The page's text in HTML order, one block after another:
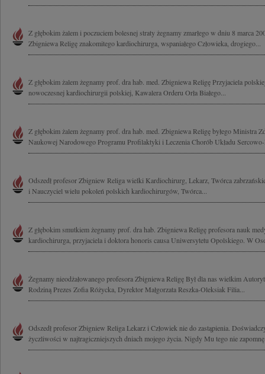
Z głębokim żalem i poczuciem bolesnej straty żegnamy zmarłego w dniu 8 marca
Zbigniewa Religę znakomitego kardiochirurga, wspaniałego Człowieka, drogiego...
Z głębokim żalem żegnamy prof. dra hab. med. Zbigniewa Religę Przyjaciela
nowoczesnej kardiochirurgii polskiej, Kawalera Orderu Orła Białego...
Z głębokim żalem żegnamy prof. dra hab. med. Zbigniewa Religę byłego Ministra
Naukowej Narodowego Programu Profilaktyki i Leczenia Chorób Układu
Odszedł profesor Zbigniew Religa wielki Kardiochirurg, Lekarz, Twórca
i Nauczyciel wielu pokoleń polskich kardiochirurgów, Twórca...
Z głębokim smutkiem żegnamy prof. dra hab. Zbigniewa Religę profesora nauk
kardiochirurga, przyjaciela i doktora honoris causa Uniwersytetu Opolskiego. W
Żegnamy nieodżałowanego profesora Zbigniewa Religę Był dla nas wielkim
Rodziną Prezes Zofia Różycka, Dyrektor Małgorzata Reszka-Oleksiak Filia...
Odszedł profesor Zbigniew Religa Lekarz i Człowiek nie do zastąpienia.
życzliwości w najtragiczniejszych dniach mojego życia. Nigdy Mu tego nie